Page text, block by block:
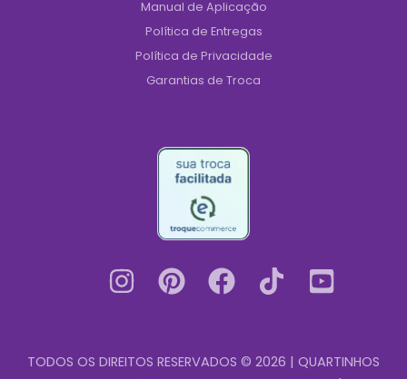
Manual de Aplicação
Política de Entregas
Política de Privacidade
Garantias de Troca
TODOS OS DIREITOS RESERVADOS © 2026 | QUARTINHOS